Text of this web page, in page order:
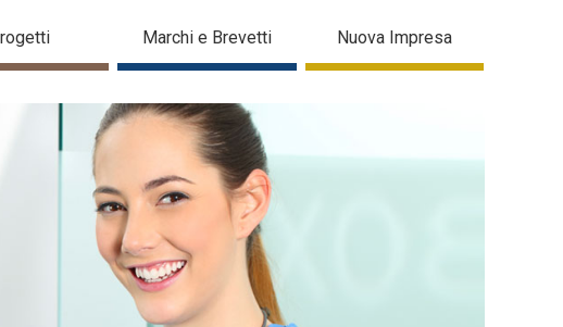
disoccupatiMarchi e Brevetti Nuova Impresa